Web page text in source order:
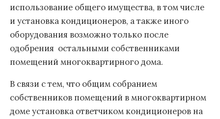
использование общего имущества, в том числе
и установка кондиционеров, а также иного
оборудования возможно только после
одобрения остальными собственниками
помещений многоквартирного дома.
В связи с тем, что общим собранием
собственников помещений в многоквартирном
доме установка ответчиком кондиционеров на